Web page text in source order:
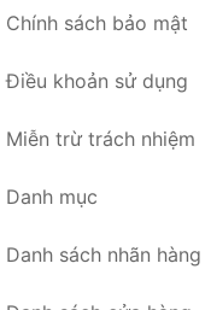
Chính sách bảo mật
Điều khoản sử dụng
Miễn trừ trách nhiệm
Danh mục
Danh sách nhãn hàng